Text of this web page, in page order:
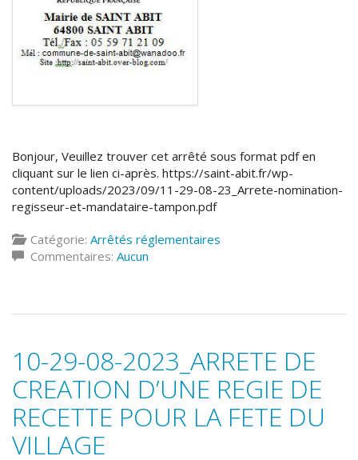
Bonjour, Veuillez trouver cet arrêté sous format pdf en
cliquant sur le lien ci-après. https://saint-abit.fr/wp-
content/uploads/2023/09/11-29-08-23_Arrete-nomination-
regisseur-et-mandataire-tampon.pdf
Catégorie: Arrêtés réglementaires
Commentaires: Aucun
10-29-08-2023_ARRETE DE
CREATION D’UNE REGIE DE
RECETTE POUR LA FETE DU
VILLAGE